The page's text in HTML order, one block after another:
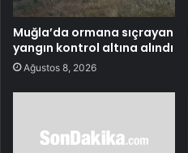
Muğla’da ormana sıçrayan
yangın kontrol altına alındı
Ağustos 8, 2026